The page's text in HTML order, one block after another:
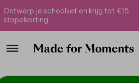
Ontwerp je schoolset en krijg tot €15
stapelkorting